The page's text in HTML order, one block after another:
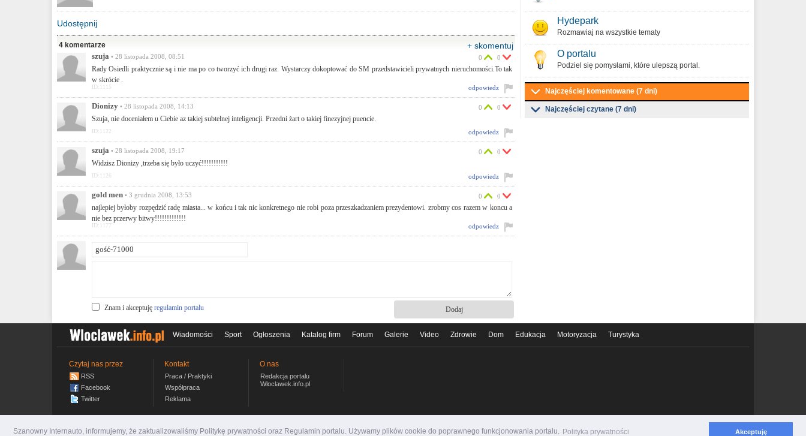
Szanowny Internauto, informujemy, że zaktualizowaliśmy Politykę prywatności oraz Regulamin portalu. Używamy plików cookie do poprawnego funkcjonowania portalu. Polityka prywatności Akceptuję
Udostępnij
4 komentarze + skomentuj
szuja • 28 listopada 2008, 08:51
Rady Osiedli praktycznie są i nie ma po co tworzyć ich drugi raz. Wystarczy dokoptować do SM przedstawicieli prywatnych nieruchomości.To tak
w skrócie .
0 0
odpowiedz
ID:1115
Dionizy • 28 listopada 2008, 14:13
Szuja, nie doceniałem u Ciebie az takiej subtelnej inteligencji. Przedni żart o takiej finezyjnej puencie.
0 0
odpowiedz
ID:1122
szuja • 28 listopada 2008, 19:17
Widzisz Dionizy ,trzeba się było uczyć!!!!!!!!!!!
0 0
odpowiedz
ID:1126
gold men • 3 grudnia 2008, 13:53
najlepiej byłoby rozpędzić radę miasta... w końcu i tak nic konkretnego nie robi poza przeszkadzaniem prezydentowi. zrobmy cos razem w koncu a
nie bez przerwy bitwy!!!!!!!!!!!!!
0 0
odpowiedz
ID:1177
Znam i akceptuję regulamin portalu
Hydepark
Rozmawiaj na wszystkie tematy
O portalu
Podziel się pomysłami, które ulepszą portal.
Najczęściej komentowane (7 dni)
Najczęściej czytane (7 dni)
Wiadomości Sport Ogłoszenia Katalog firm Forum Galerie Video Zdrowie Dom Edukacja Motoryzacja Turystyka
Czytaj nas przez
RSS
Facebook
Twitter
Kontakt
Praca / Praktyki
Współpraca
Reklama
O nas
Redakcja portalu
Wloclawek.info.pl
wloclawek.info.pl © 2007-2026 Włocławski Portal informacyjny Polityka prywatności